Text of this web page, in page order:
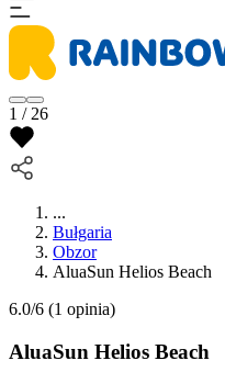
1 / 26
...
Bułgaria
Obzor
AluaSun Helios Beach
6.0/6 (1 opinia)
AluaSun Helios Beach